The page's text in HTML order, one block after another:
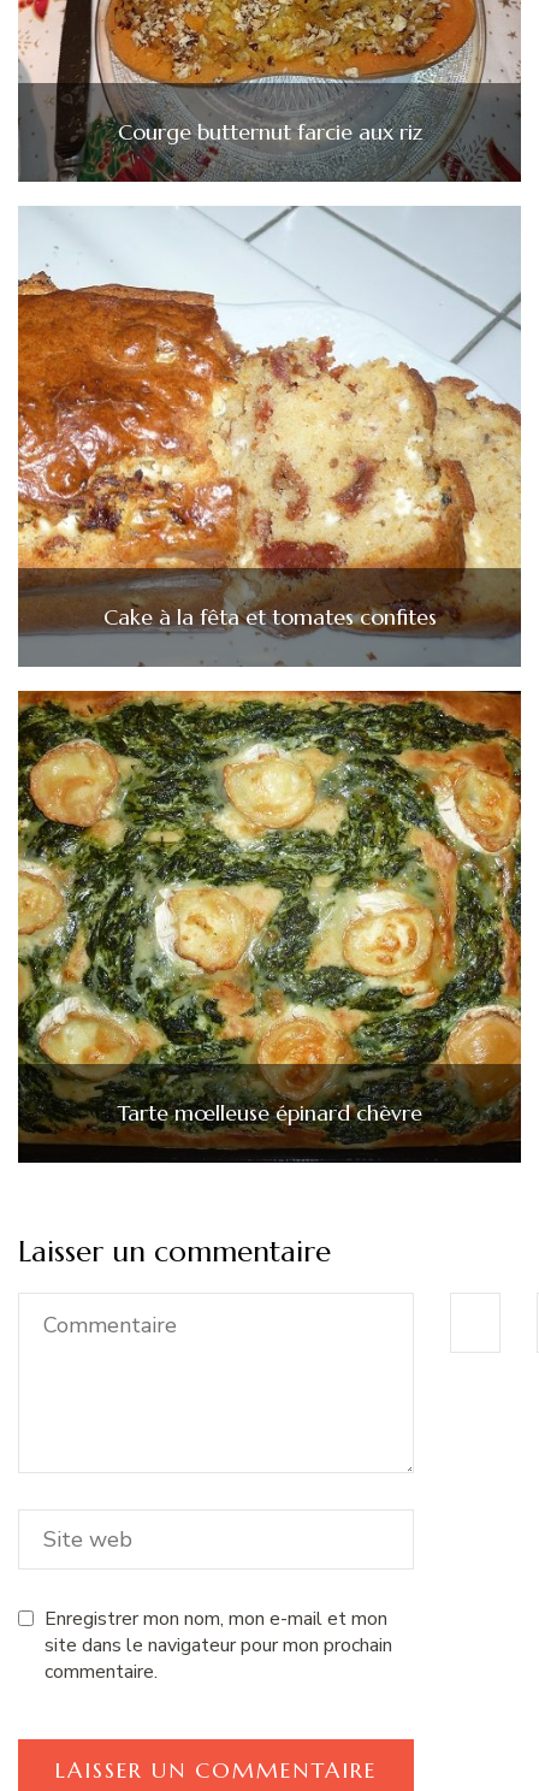
Courge butternut farcie aux riz
Cake à la fêta et tomates confites
Tarte mœlleuse épinard chèvre
Laisser un commentaire
Enregistrer mon nom, mon e-mail et mon
site dans le navigateur pour mon prochain
commentaire.